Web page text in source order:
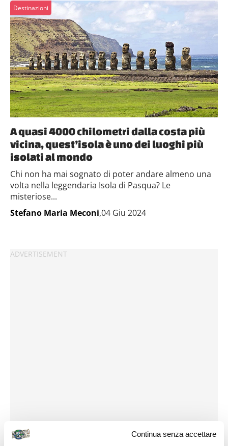
Continua senza accettare
Destinazioni
A quasi 4000 chilometri dalla costa più
vicina, quest’isola è uno dei luoghi più
isolati al mondo
Chi non ha mai sognato di poter andare almeno una
volta nella leggendaria Isola di Pasqua? Le
misteriose...
Stefano Maria Meconi,04 Giu 2024